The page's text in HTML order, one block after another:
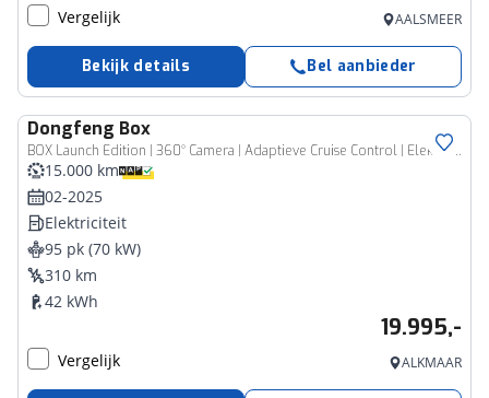
Vergelijk AALSMEER
Bekijk details Bel aanbieder
Dongfeng Box
BOX Launch Edition | 360° Camera | Adaptieve Cruise Control | Elektrisch Verstelbare Bestuurdersstoel + Geheugen | Stoelverwarming Bestuurder | Stoelventilatie Bestuurder | Apple Carplay | Android Auto | Sfeerverlichting | Elektrisch Inklapbare Buitenspiegels
15.000 km
02-2025
Elektriciteit
95 pk (70 kW)
310 km
42 kWh
19.995,-
Vergelijk ALKMAAR